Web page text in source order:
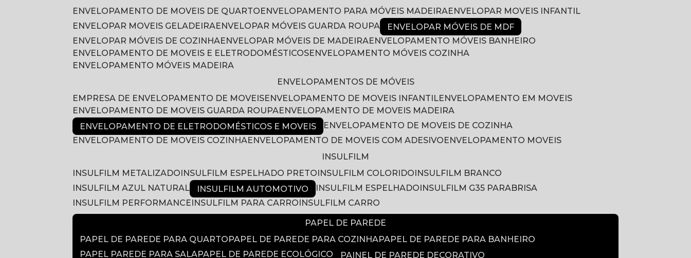
ENVELOPAMENTO DE MOVEIS DE QUARTO
ENVELOPAMENTO PARA MÓVEIS MADEIRA
ENVELOPAR MOVEIS INFANTIL
ENVELOPAR MOVEIS GELADEIRA
ENVELOPAR MÓVEIS GUARDA ROUPA
ENVELOPAR MÓVEIS DE MDF
ENVELOPAR MÓVEIS DE COZINHA
ENVELOPAR MÓVEIS DE MADEIRA
ENVELOPAMENTO MÓVEIS BANHEIRO
ENVELOPAMENTO DE MOVEIS E ELETRODOMÉSTICOS
ENVELOPAMENTO MÓVEIS COZINHA
ENVELOPAMENTO MÓVEIS MADEIRA
ENVELOPAMENTOS DE MÓVEIS
EMPRESA DE ENVELOPAMENTO DE MOVEIS
ENVELOPAMENTO DE MOVEIS INFANTIL
ENVELOPAMENTO EM MOVEIS
ENVELOPAMENTO DE MOVEIS GUARDA ROUPA
ENVELOPAMENTO DE MOVEIS MADEIRA
ENVELOPAMENTO DE ELETRODOMÉSTICOS E MOVEIS
ENVELOPAMENTO DE MOVEIS DE COZINHA
ENVELOPAMENTO DE MOVEIS COZINHA
ENVELOPAMENTO DE MOVEIS COM ADESIVO
ENVELOPAMENTO MOVEIS
INSULFILM
INSULFILM METALIZADO INSULFILM ESPELHADO PRETO INSULFILM COLORIDO INSULFILM BRANCO
INSULFILM AZUL NATURAL
INSULFILM AUTOMOTIVO INSULFILM ESPELHADO INSULFILM G35 PARABRISA
INSULFILM PERFORMANCE INSULFILM PARA CARRO INSULFILM CARRO
PAPEL DE PAREDE
PAPEL DE PAREDE PARA QUARTO
PAPEL DE PAREDE PARA COZINHA PAPEL DE PAREDE PARA BANHEIRO
PAPEL PAREDE PARA SALA PAPEL DE PAREDE ECOLÓGICO
PAINEL DE PAREDE DECORATIVO